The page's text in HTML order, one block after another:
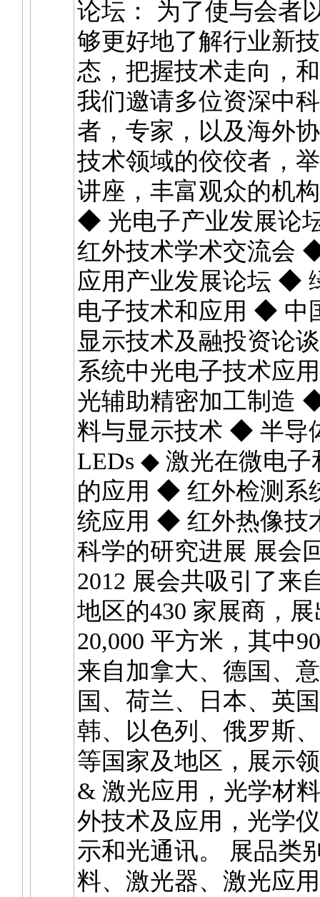
论坛： 为了使与会者
够更好地了解行业新
态，把握技术走向，
我们邀请多位资深中
者，专家，以及海外
技术领域的佼佼者，
讲座，丰富观众的机
◆ 光电子产业发展论
红外技术学术交流会
应用产业发展论坛 ◆
电子技术和应用 ◆ 中
显示技术及融投资论
系统中光电子技术应
光辅助精密加工制造
料与显示技术 ◆ 半导
LEDs ◆ 激光在微电子
的应用 ◆ 红外检测系
统应用 ◆ 红外热像技
科学的研究进展 展会
2012 展会共吸引了来
地区的430 家展商，
20,000 平方米，其中
来自加拿大、德国、
国、荷兰、日本、英
韩、以色列、俄罗斯
等国家及地区，展示
& 激光应用，光学材
外技术及应用，光学
示和光通讯。 展品类
料、激光器、激光应